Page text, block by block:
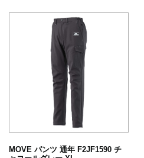
MOVE パンツ 通年 F2JF1590 チ